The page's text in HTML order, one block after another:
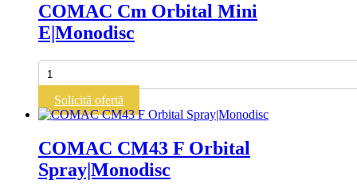
COMAC Cm Orbital Mini
E|Monodisc
Cantitate
COMAC
Cm
Orbital
Mini
Solicită ofertă
COMAC CM43 F Orbital
Spray|Monodisc